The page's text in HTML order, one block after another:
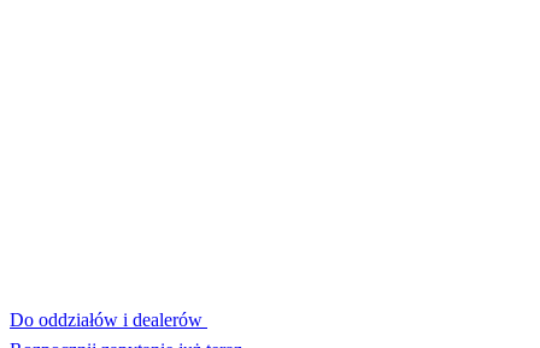
Do oddziałów i dealerów